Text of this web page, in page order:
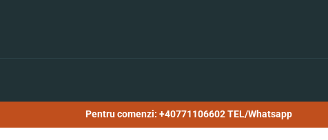
Pentru comenzi: +40771106602 TEL/Whatsapp